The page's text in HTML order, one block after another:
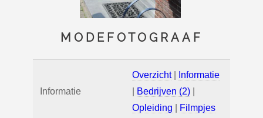
MODEFOTOGRAAF
Informatie
Overzicht|
Informatie
Bedrijven (2)
Opleiding
Filmpjes